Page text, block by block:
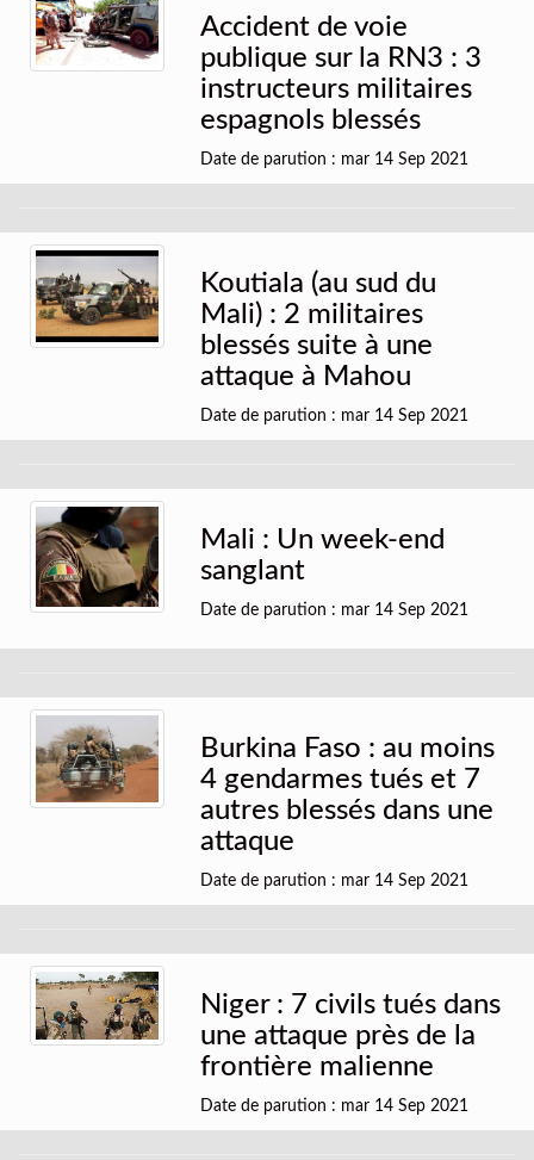
Accident de voie
publique sur la RN3 : 3
instructeurs militaires
espagnols blessés
Date de parution : mar 14 Sep 2021
Koutiala (au sud du
Mali) : 2 militaires
blessés suite à une
attaque à Mahou
Date de parution : mar 14 Sep 2021
Mali : Un week-end
sanglant
Date de parution : mar 14 Sep 2021
Burkina Faso : au moins
4 gendarmes tués et 7
autres blessés dans une
attaque
Date de parution : mar 14 Sep 2021
Niger : 7 civils tués dans
une attaque près de la
frontière malienne
Date de parution : mar 14 Sep 2021